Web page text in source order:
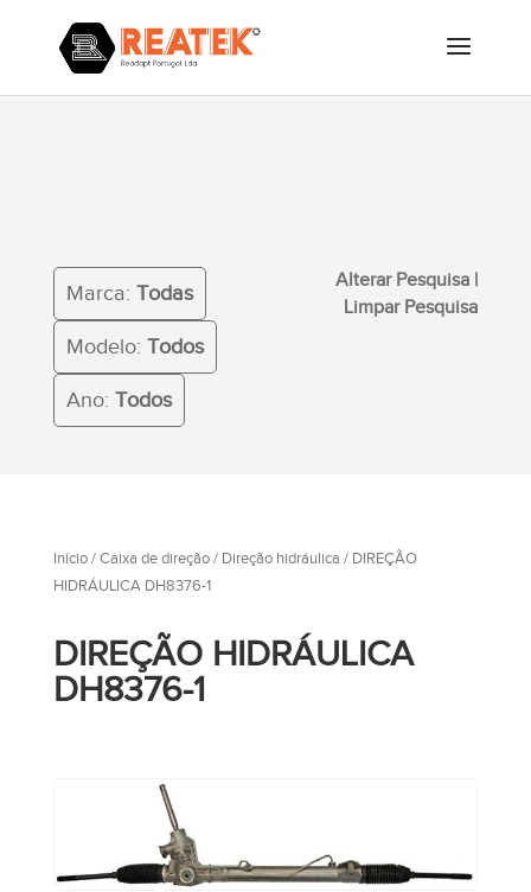
Marca: Todas
Modelo: Todos
Ano: Todos
Alterar Pesquisa |
Limpar Pesquisa
Início/ Caixa de direção/ Direção hidráulica / DIREÇÃO
HIDRÁULICA DH8376-1
DIREÇÃO HIDRÁULICA
DH8376-1